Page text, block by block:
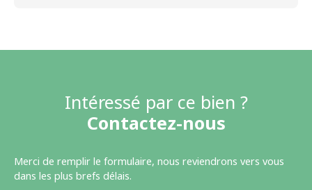
Intéressé par ce bien ?
Contactez-nous
Merci de remplir le formulaire, nous reviendrons vers vous
dans les plus brefs délais.